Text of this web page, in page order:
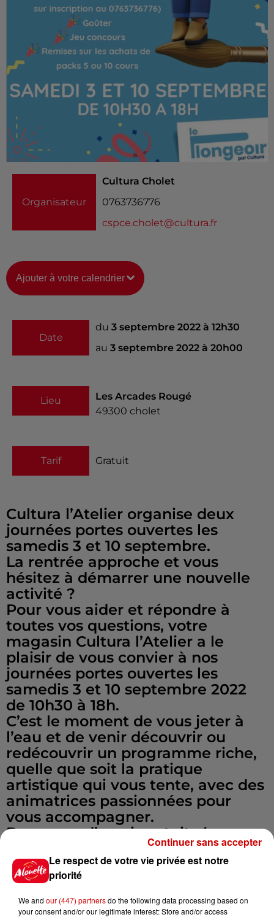
Organisateur
Cultura Cholet
0763736776
cspce.cholet@cultura.fr
Ajouter à votre calendrier
Date
du 3 septembre 2022 à 12h30
au 3 septembre 2022 à 20h00
Lieu
Les Arcades Rougé
49300 cholet
Tarif Gratuit
Cultura l’Atelier organise deux
journées portes ouvertes les
samedis 3 et 10 septembre.
La rentrée approche et vous
hésitez à démarrer une nouvelle
activité ?
Pour vous aider et répondre à
toutes vos questions, votre
magasin Cultura l’Atelier a le
plaisir de vous convier à nos
journées portes ouvertes les
samedis 3 et 10 septembre 2022
de 10h30 à 18h.
C’est le moment de vous jeter à
l’eau et de venir découvrir ou
redécouvrir un programme riche,
quelle que soit la pratique
artistique qui vous tente, avec des
animatrices passionnées pour
vous accompagner.
Des cours d’essai gratuits (sur
inscription) vous sont proposés le
samedi 3 septembre :
- 10h30-11h30 : Aquarelle
- 11h30-12h30 : Customisation tote
bag
Le respect de votre vie privée est notre
priorité
We and our (447) partnersdo the following data processing based on
your consent and/or our legitimate interest: Store and/or access
Continuer sans accepter